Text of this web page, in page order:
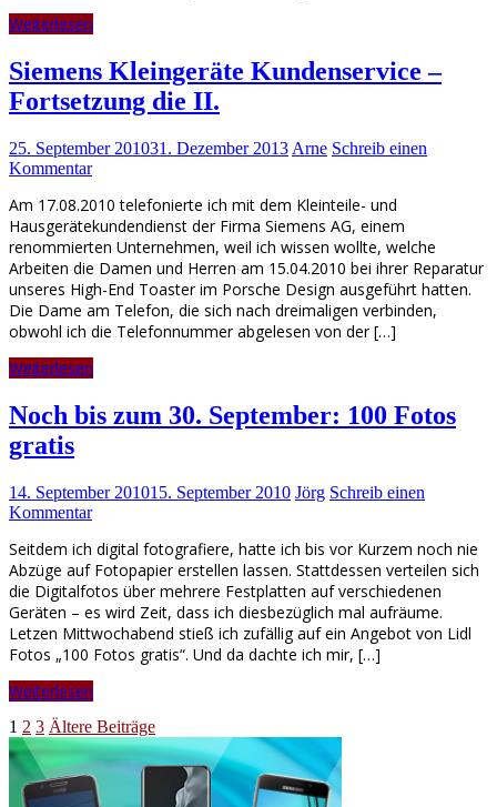
Weiterlesen
Siemens Kleingeräte Kundenservice –
Fortsetzung die II.
25. September 201031. Dezember 2013 Arne Schreib einen
Kommentar
Am 17.08.2010 telefonierte ich mit dem Kleinteile- und
Hausgerätekundendienst der Firma Siemens AG, einem
renommierten Unternehmen, weil ich wissen wollte, welche
Arbeiten die Damen und Herren am 15.04.2010 bei ihrer Reparatur
unseres High-End Toaster im Porsche Design ausgeführt hatten.
Die Dame am Telefon, die sich nach dreimaligen verbinden,
obwohl ich die Telefonnummer abgelesen von der […]
Weiterlesen
Noch bis zum 30. September: 100 Fotos
gratis
14. September 201015. September 2010 Jörg Schreib einen
Kommentar
Seitdem ich digital fotografiere, hatte ich bis vor Kurzem noch nie
Abzüge auf Fotopapier erstellen lassen. Stattdessen verteilen sich
die Digitalfotos über mehrere Festplatten auf verschiedenen
Geräten – es wird Zeit, dass ich diesbezüglich mal aufräume.
Letzen Mittwochabend stieß ich zufällig auf ein Angebot von Lidl
Fotos „100 Fotos gratis“. Und da dachte ich mir, […]
Weiterlesen
Seitennummerierung
der
Beiträge
1 2 3 Ältere Beiträge